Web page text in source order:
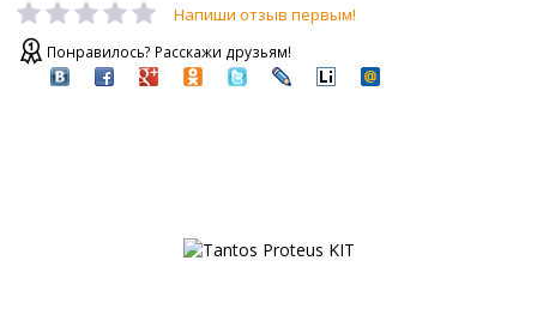
Напиши отзыв первым!
Понравилось? Расскажи друзьям!